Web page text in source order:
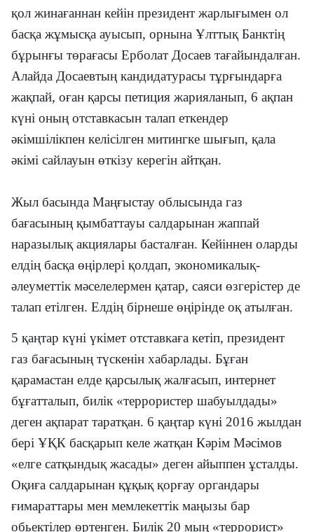
қол жинағаннан кейін президент жарлығымен ол
басқа жұмысқа ауысып, орнына Ұлттық Банктің
бұрынғы төрағасы Ерболат Досаев тағайындалған.
Алайда Досаевтың кандидатурасы тұрғындарға
жақпай, оған қарсы петиция жарияланып, 6 ақпан
күні оның отставкасын талап еткендер
әкімшілікпен келісілген митингке шығып, қала
әкімі сайлауын өткізу керегін айтқан.
Жыл басында Маңғыстау облысында газ
бағасының қымбаттауы салдарынан жаппай
наразылық акциялары басталған. Кейіннен оларды
елдің басқа өңірлері қолдап, экономикалық-
әлеуметтік мәселелермен қатар, саяси өзгерістер де
талап етілген. Елдің бірнеше өңірінде оқ атылған.
5 қаңтар күні үкімет отставкаға кетіп, президент
газ бағасының түскенін хабарлады. Бұған
қарамастан елде қарсылық жалғасып, интернет
бұғатталып, билік «террористер шабуылдады»
деген ақпарат таратқан. 6 қаңтар күні 2016 жылдан
бері ҰҚК басқарып келе жатқан Кәрім Мәсімов
«елге сатқындық жасады» деген айыппен ұсталды.
Оқиға салдарынан құқық қорғау органдары
ғимараттары мен мемлекеттік маңызы бар
обьектілер өртенген. Билік 20 мың «террорист»